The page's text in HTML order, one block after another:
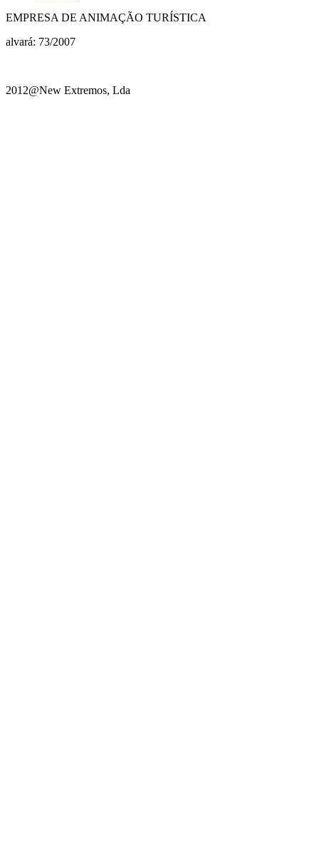
EMPRESA DE ANIMAÇÃO TURÍSTICA
alvará: 73/2007
2012@New Extremos, Lda